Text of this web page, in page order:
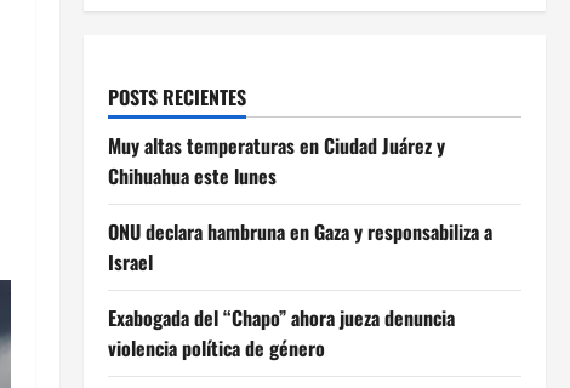
POSTS RECIENTES
Muy altas temperaturas en Ciudad Juárez y
Chihuahua este lunes
ONU declara hambruna en Gaza y responsabiliza a
Israel
Exabogada del “Chapo” ahora jueza denuncia
violencia política de género